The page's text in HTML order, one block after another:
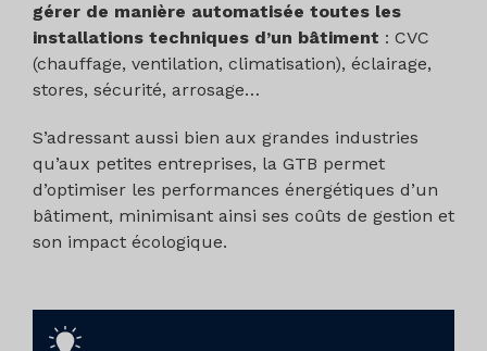
gérer de manière automatisée toutes les
installations techniques d’un bâtiment : CVC
(chauffage, ventilation, climatisation), éclairage,
stores, sécurité, arrosage…
S’adressant aussi bien aux grandes industries
qu’aux petites entreprises, la GTB permet
d’optimiser les performances énergétiques d’un
bâtiment, minimisant ainsi ses coûts de gestion et
son impact écologique.